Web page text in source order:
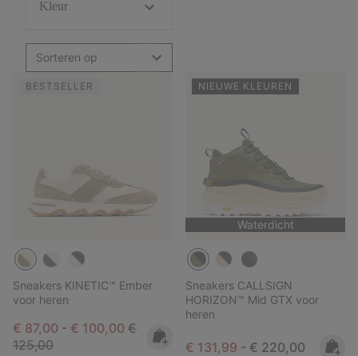
Kleur
Sorteren op
BESTSELLER
Sneakers KINETIC™ Ember
voor heren
Minimum sale price:
€ 87,00 - Maximum sale price:
€ 100,00 Regular price:
€
125,00
NIEUWE KLEUREN
Waterdicht
Sneakers CALLSIGN
HORIZON™ Mid GTX voor
heren
Minimum sale price:
€ 131,99 - Maximum price:
€ 220,00